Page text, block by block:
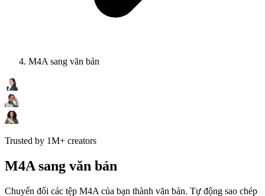
M4A sang văn bản
Trusted by 1M+ creators
M4A sang văn bản
Chuyển đổi các tệp M4A của bạn thành văn bản. Tự động sao chép